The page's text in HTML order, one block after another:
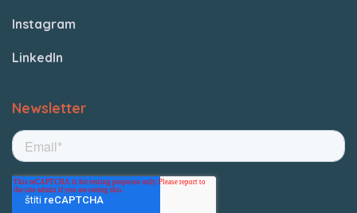
Instagram
LinkedIn
Newsletter